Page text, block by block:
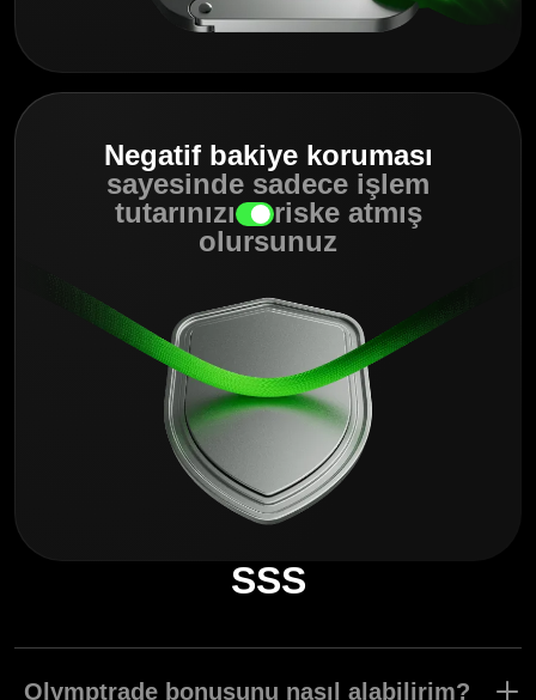
Negatif bakiye koruması
sayesinde sadece işlem
tutarınızı
riske atmış
olursunuz
SSS
Olymptrade bonusunu nasıl alabilirim?